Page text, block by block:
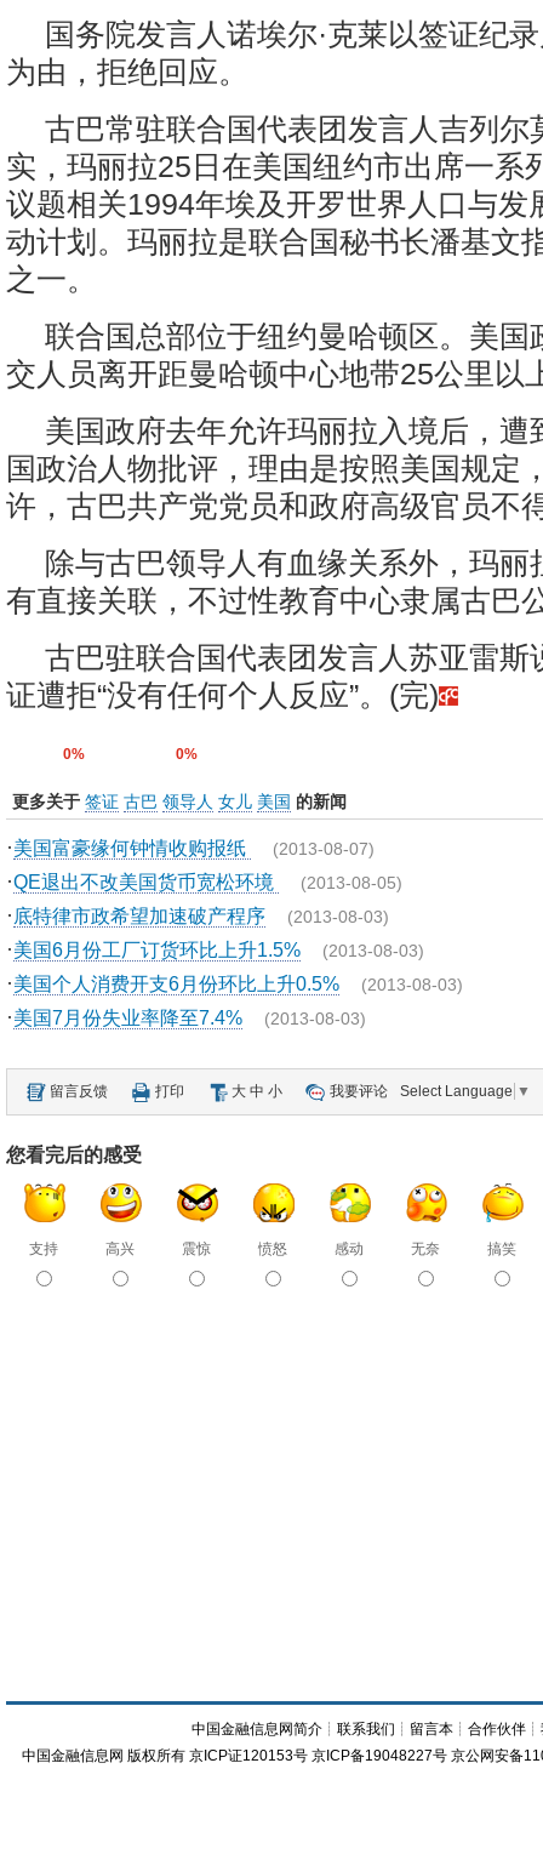
国务院发言人诺埃尔·克莱以签证纪
为由，拒绝回应。
古巴常驻联合国代表团发言人吉列尔
实，玛丽拉25日在美国纽约市出席一系
议题相关1994年埃及开罗世界人口与发
动计划。玛丽拉是联合国秘书长潘基文
之一。
联合国总部位于纽约曼哈顿区。美国
交人员离开距曼哈顿中心地带25公里以
美国政府去年允许玛丽拉入境后，遭
国政治人物批评，理由是按照美国规定
许，古巴共产党党员和政府高级官员不
除与古巴领导人有血缘关系外，玛丽
有直接关联，不过性教育中心隶属古巴
古巴驻联合国代表团发言人苏亚雷斯
证遭拒“没有任何个人反应”。(完)
0% 0%
更多关于 签证 古巴 领导人 女儿 美国 的新闻
·美国富豪缘何钟情收购报纸 (2013-08-07)
·QE退出不改美国货币宽松环境 (2013-08-05)
· 底特律市政希望加速破产程序 (2013-08-03)
·美国6月份工厂订货环比上升1.5% (2013-08-03)
·美国个人消费开支6月份环比上升0.5% (2013-08-03)
·美国7月份失业率降至7.4% (2013-08-03)
留言反馈 打印 大 中 小 我要评论 Select Language ▼
您看完后的感受
支持 高兴 震惊 愤怒 感动 无奈 搞笑
中国金融信息网简介 ┊联系我们 ┊ 留言本 ┊合作伙伴 ┊
中国金融信息网 版权所有 京ICP证120153号 京ICP备19048227号 京公网安备